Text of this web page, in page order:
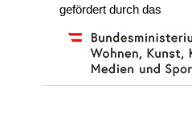
gefördert durch das